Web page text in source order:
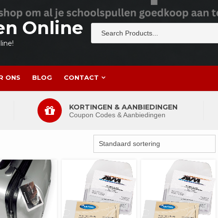
Online
ONS BLOG CONTACT
KORTINGEN & AANBIEDINGEN
Coupon Codes & Aanbiedingen